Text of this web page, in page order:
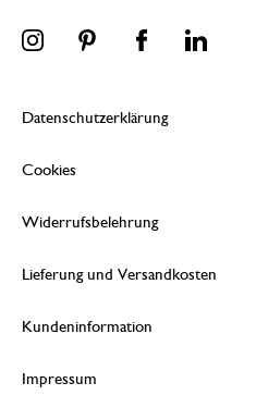
Datenschutzerklärung
Cookies
Widerrufsbelehrung
Lieferung und Versandkosten
Kundeninformation
Impressum